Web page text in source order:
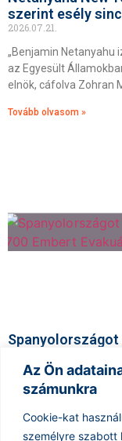
Az Ön
számunkra
Cookie-kat
személyre szabott
szerint esély
2026.07.21.
„Benjamin
az Egyesült
elnök, cáfolva Zohran
Tovább olvasom »
Spanyolországot
2026.07.20.
Egy hatalmas
amely eddig mintegy
miatt körülbelül 700